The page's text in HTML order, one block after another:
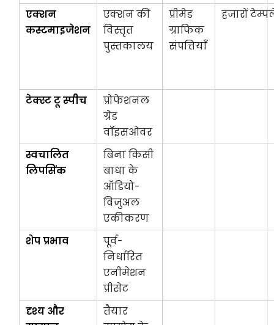
एक्शन
कस्टमाइजेशन
एक्शन की
विस्तृत
पुस्तकालय
प्रीमेड
ग्राफिक
संपत्तियाँ
हजारों
टेक्स्ट टू स्पीच
प्रोफेशनल
ग्रेड
वॉइसओवर
स्वचालित
लिपसिंक
बिना किसी
बाधा के
ऑडियो-
विजुअल
एकीकरण
शेप प्रभाव
पूर्व-
निर्धारित
एनीमेशन
प्रीसेट
दृश्य और
तैयार